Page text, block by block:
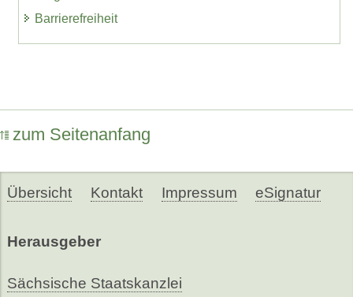
Barrierefreiheit
zum Seitenanfang
Übersicht Kontakt Impressum eSignatur
Herausgeber
Sächsische Staatskanzlei